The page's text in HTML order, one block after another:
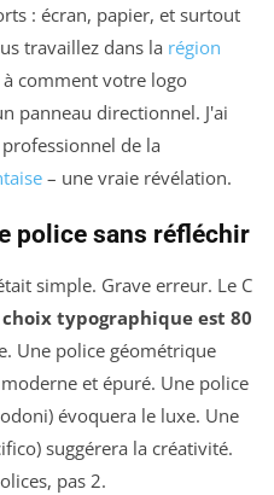
: écran, papier, et surtout
travaillez dans la région
comment votre logo
panneau directionnel. J'ai
de la
– une vraie révélation.
police sans réfléchir
simple. Grave erreur. Le C
choix typographique est 80
Une police géométrique
et épuré. Une police
évoquera le luxe. Une
suggérera la créativité.
pas 2.